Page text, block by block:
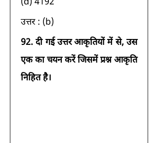
(d) 4192
उत्तर : (b)
92. दी गई उत्तर आकृतियों में से, उस
एक का चयन करें जिसमें प्रश्न आकृति
निहित है।